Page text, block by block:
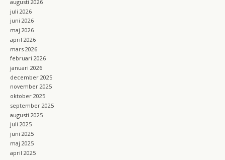
m
augusti 2026
juli 2026
juni 2026
maj 2026
april 2026
mars 2026
februari 2026
januari 2026
december 2025
november 2025
oktober 2025
september 2025
augusti 2025
juli 2025
juni 2025
maj 2025
april 2025